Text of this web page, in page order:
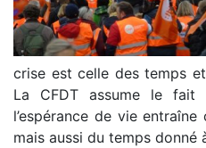
crise est celle des temps
La CFDT assume le fait
l’espérance de vie
mais aussi du temps donné